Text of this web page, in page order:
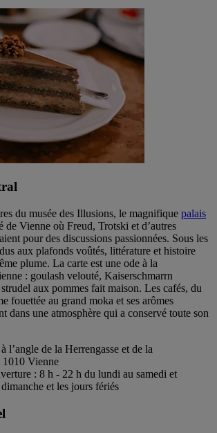
du musée des Illusions, le magnifique palais
de Vienne où Freud, Trotski et d’autres
pour des discussions passionnées. Sous les
aux plafonds voûtés, littérature et histoire
plume. La carte est une ode à la
: goulash velouté, Kaiserschmarrn
aux pommes fait maison. Les cafés, du
fouettée au grand moka et ses arômes
dans une atmosphère qui a conservé toute son
l’angle de la Herrengasse et de la
1010 Vienne
: 8 h - 22 h du lundi au samedi et
et les jours fériés